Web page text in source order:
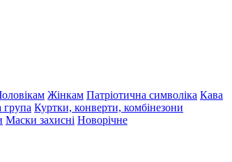
Жінкам Патріотична символіка Кава
група Куртки, конверти, комбінезони
Маски захисні Новорічне